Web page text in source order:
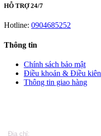
HỖ TRỢ 24/7
Hotline: 0904685252
Thông tin
Chính sách bảo mật
Điều khoản & Điều kiên
Thông tin giao hàng
Địa chỉ: